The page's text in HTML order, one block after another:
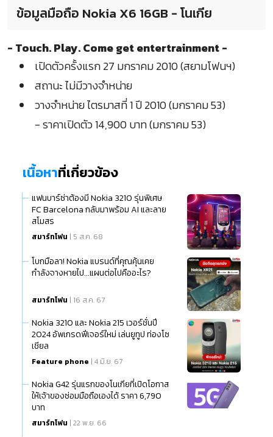
ข้อมูลมือถือ Nokia X6 16GB - โนเกีย
- Touch. Play. Come get entertrainment -
เปิดตัวครั้งแรก 27 มกราคม 2010 (สยามโฟนฯ)
สถานะ ไม่มีวางจำหน่าย
วางจำหน่าย ไตรมาสที่ 1 ปี 2010 (มกราคม 53)
- ราคาเปิดตัว 14,900 บาท (มกราคม 53)
เนื้อหาที่เกี่ยวข้อง
แฟนบาร์ซ่าต้องมี Nokia 3210 รุ่นพิเศษ
FC Barcelona กลับมาพร้อม AI และลาย
สโมสร
สมาร์ทโฟน | 5 ส.ค. 68
โบกมือลา! Nokia แบรนด์ที่คุณคุ้นเคย
กำลังจางหายไป...แผนต่อไปคืออะไร?
สมาร์ทโฟน | 16 ส.ค. 67
Nokia 3210 และ Nokia 215 เวอร์ชั่นปี
2024 อัพเกรดฟีเจอร์ใหม่ เล่นยูทูป ท่องโซ
เชียล
Feature phone | 4 มิ.ย. 67
Nokia G42 รุ่นแรกของโนเกียที่เปิดโอกาส
ให้เจ้าของซ่อมมือถือเองได้ ราคา 6,790
บาท
สมาร์ทโฟน | 22 พ.ย. 66